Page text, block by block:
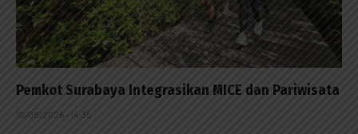
Pemkot Surabaya Integrasikan MICE dan Pariwisata
10/08/2026 - 14:35